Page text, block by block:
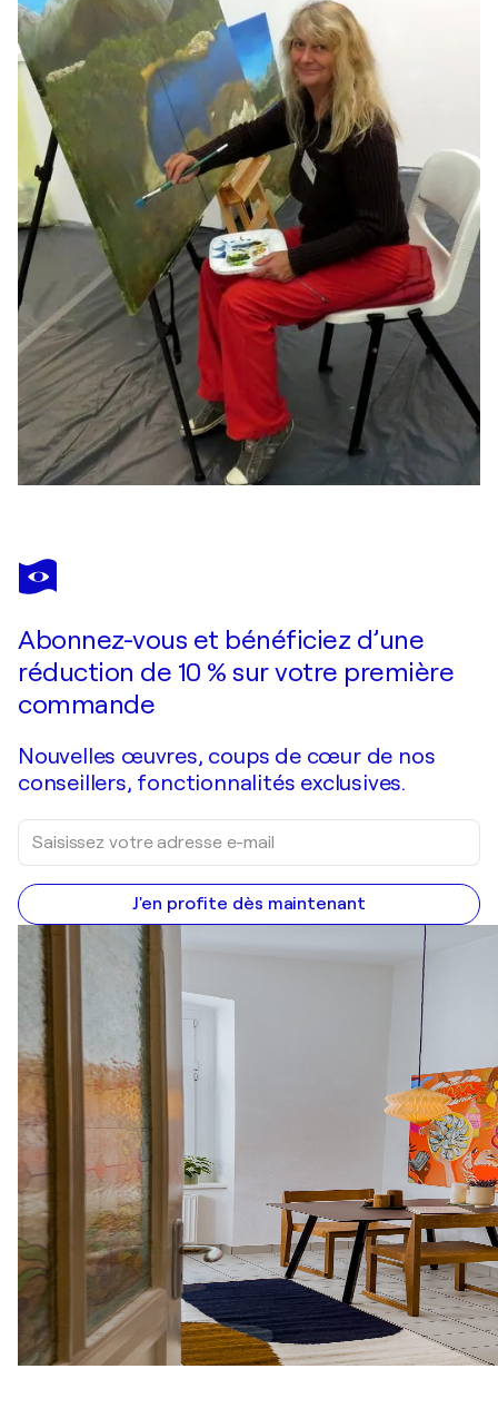
Abonnez-vous et bénéficiez d’une
réduction de 10 % sur votre première
commande
Nouvelles œuvres, coups de cœur de nos
conseillers, fonctionnalités exclusives.
J'en profite dès maintenant